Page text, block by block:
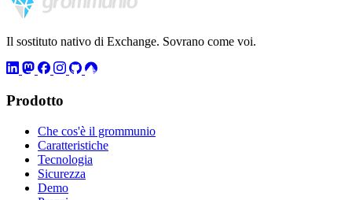
Il sostituto nativo di Exchange. Sovrano come voi.
Prodotto
Che cos'è il grommunio
Caratteristiche
Tecnologia
Sicurezza
Demo